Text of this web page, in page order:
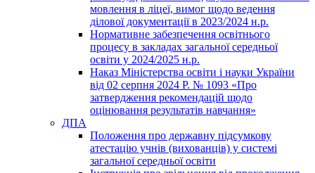
мовлення в ліцеї, вимог щодо ведення
ділової документації в 2023/2024 н.р.
Нормативне забезпечення освітнього
процесу в закладах загальної середньої
освіти у 2024/2025 н.р.
Наказ Міністерства освіти і науки України
від 02 серпня 2024 Р. № 1093 «Про
затвердження рекомендацій щодо
оцінювання результатів навчання»
ДПА
Положення про державну підсумкову
атестацію учнів (вихованців) у системі
загальної середньої освіти